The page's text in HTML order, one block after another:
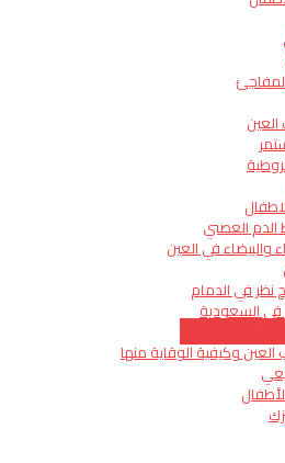
العصبي
والبيضاء في العين
في الدمام
السعودية
وكيفية الوقاية منها